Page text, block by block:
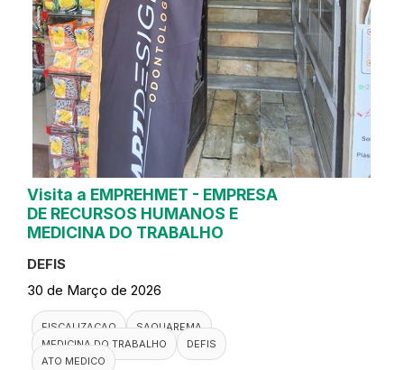
Visita a EMPREHMET - EMPRESA
DE RECURSOS HUMANOS E
MEDICINA DO TRABALHO
DEFIS
30 de Março de 2026
FISCALIZACAO
SAQUAREMA
MEDICINA DO TRABALHO
DEFIS
ATO MEDICO